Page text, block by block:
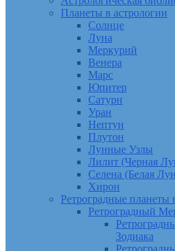
Планеты в астрологии
Солнце
Луна
Меркурий
Венера
Марс
Юпитер
Сатурн
Уран
Нептун
Плутон
Лунные Узлы
Лилит (Черная
Селена (Белая
Хирон
Ретроградные планеты
Ретроградный
Зодиака